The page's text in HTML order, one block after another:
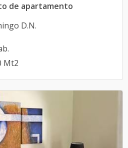
de apartamento
D.N.
Mt2